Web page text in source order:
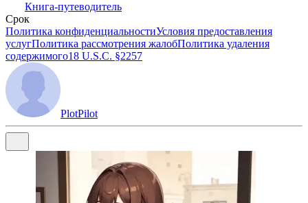
Книга-путеводитель
Срок
Политика конфиденциальностиУсловия предоставления
услугПолитика рассмотрения жалобПолитика удаления
содержимого18 U.S.C. §2257
PlotPilot